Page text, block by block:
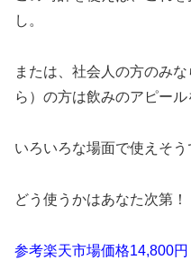
し。
または、社会人の方のみ
ら）の方は飲みのアピール
いろいろな場面で使えそう
どう使うかはあなた次第！
参考楽天市場価格14,800